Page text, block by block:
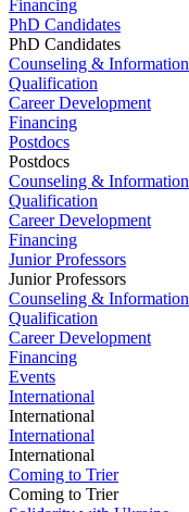
Financing
PhD Candidates
PhD Candidates
Counseling & Information
Qualification
Career Development
Financing
Postdocs
Postdocs
Counseling & Information
Qualification
Career Development
Financing
Junior Professors
Junior Professors
Counseling & Information
Qualification
Career Development
Financing
Events
International
International
International
International
Coming to Trier
Coming to Trier